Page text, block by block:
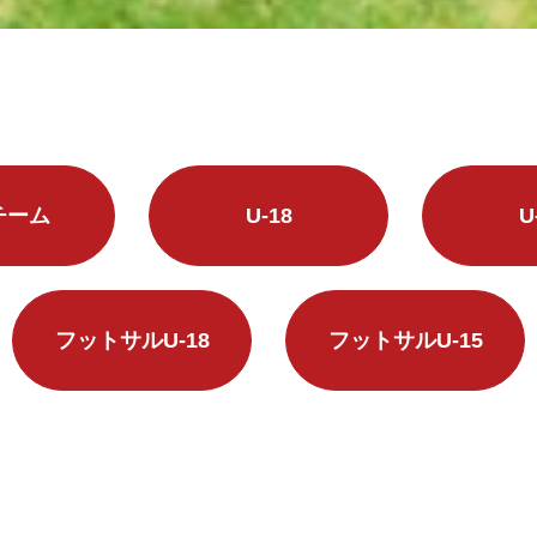
ーム U-18
フットサルU-18 フットサルU-15